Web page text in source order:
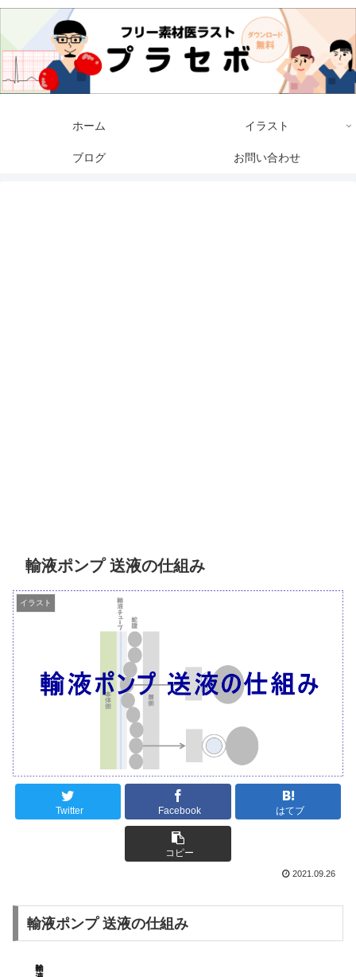
ホーム イラスト
ブログ お問い合わせ
輸液ポンプ 送液の仕組み
イラスト
Twitter Facebook はてブ
コピー
2021.09.26
輸液ポンプ 送液の仕組み